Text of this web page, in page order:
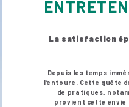
La satisfaction
Depuis les temps
l’entoure. Cette quête
de pratiques,
provient cette envie